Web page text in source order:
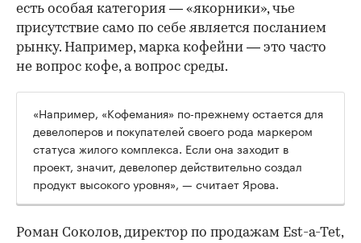
есть особая категория — «якорники», чье
присутствие само по себе является посланием
рынку. Например, марка кофейни — это часто
не вопрос кофе, а вопрос среды.
«Например, «Кофемания» по-прежнему остается для
девелоперов и покупателей своего рода маркером
статуса жилого комплекса. Если она заходит в
проект, значит, девелопер действительно создал
продукт высокого уровня», — считает Ярова.
Роман Соколов, директор по продажам Est-a-Tet,